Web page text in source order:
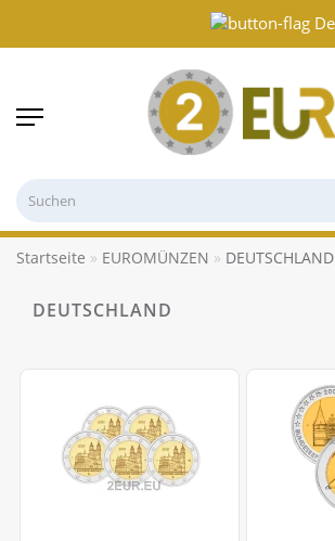
Startseite EUROMÜNZEN DEUTSCHLAND
DEUTSCHLAND